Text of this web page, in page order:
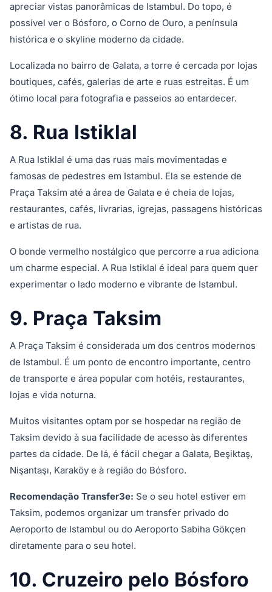
apreciar vistas panorâmicas de Istambul. Do topo, é
possível ver o Bósforo, o Corno de Ouro, a península
histórica e o skyline moderno da cidade.
Localizada no bairro de Galata, a torre é cercada por lojas
boutiques, cafés, galerias de arte e ruas estreitas. É um
ótimo local para fotografia e passeios ao entardecer.
8. Rua Istiklal
A Rua Istiklal é uma das ruas mais movimentadas e
famosas de pedestres em Istambul. Ela se estende de
Praça Taksim até a área de Galata e é cheia de lojas,
restaurantes, cafés, livrarias, igrejas, passagens históricas
e artistas de rua.
O bonde vermelho nostálgico que percorre a rua adiciona
um charme especial. A Rua Istiklal é ideal para quem quer
experimentar o lado moderno e vibrante de Istambul.
9. Praça Taksim
A Praça Taksim é considerada um dos centros modernos
de Istambul. É um ponto de encontro importante, centro
de transporte e área popular com hotéis, restaurantes,
lojas e vida noturna.
Muitos visitantes optam por se hospedar na região de
Taksim devido à sua facilidade de acesso às diferentes
partes da cidade. De lá, é fácil chegar a Galata, Beşiktaş,
Nişantaşı, Karaköy e à região do Bósforo.
Recomendação Transfer3e: Se o seu hotel estiver em
Taksim, podemos organizar um transfer privado do
Aeroporto de Istambul ou do Aeroporto Sabiha Gökçen
diretamente para o seu hotel.
10. Cruzeiro pelo Bósforo